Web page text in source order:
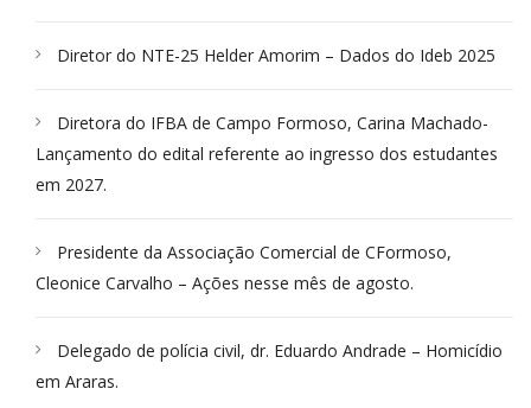
Diretor do NTE-25 Helder Amorim – Dados do Ideb 2025
Diretora do IFBA de Campo Formoso, Carina Machado-
Lançamento do edital referente ao ingresso dos estudantes
em 2027.
Presidente da Associação Comercial de CFormoso,
Cleonice Carvalho – Ações nesse mês de agosto.
Delegado de polícia civil, dr. Eduardo Andrade – Homicídio
em Araras.